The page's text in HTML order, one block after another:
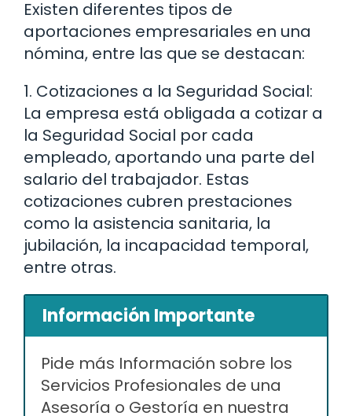
Existen diferentes tipos de
aportaciones empresariales en una
nómina, entre las que se destacan:
1. Cotizaciones a la Seguridad Social:
La empresa está obligada a cotizar a
la Seguridad Social por cada
empleado, aportando una parte del
salario del trabajador. Estas
cotizaciones cubren prestaciones
como la asistencia sanitaria, la
jubilación, la incapacidad temporal,
entre otras.
Información Importante
Pide más Información sobre los
Servicios Profesionales de una
Asesoría o Gestoría en nuestra